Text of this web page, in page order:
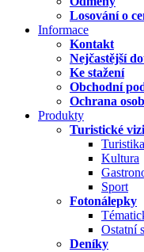
Losování o
Informace
Kontakt
Nejčastější
Ke stažení
Obchodní
Ochrana
Produkty
Turistické
Turistika
Kultura
Sport
Fotonálepky
Ostatní
Deníky